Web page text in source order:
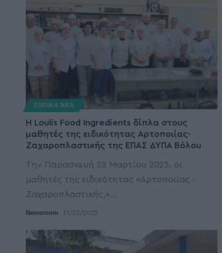
ΤΟΠΙΚΑ ΝΕΑ
Η Loulis Food Ingredients δίπλα στους
μαθητές της ειδικότητας Αρτοποιίας-
Ζαχαροπλαστικής της ΕΠΑΣ ΔΥΠΑ Βόλου
Την Παρασκευή 28 Μαρτίου 2025, οι
μαθητές της ειδικότητας «Αρτοποιίας -
Ζαχαροπλαστικής,»…
Newsroom 31/03/2025